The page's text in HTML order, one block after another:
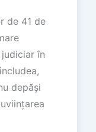
de 41 de
în
depăși